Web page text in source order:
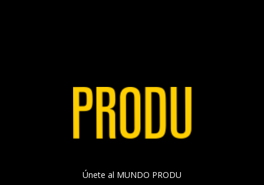
Únete al MUNDO PRODU